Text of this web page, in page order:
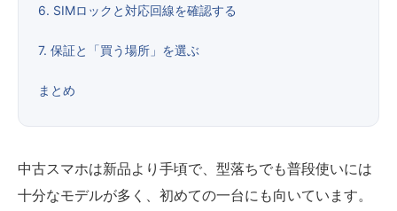
6. SIMロックと対応回線を確認する
7. 保証と「買う場所」を選ぶ
まとめ
中古スマホは新品より手頃で、型落ちでも普段使いには
十分なモデルが多く、初めての一台にも向いています。